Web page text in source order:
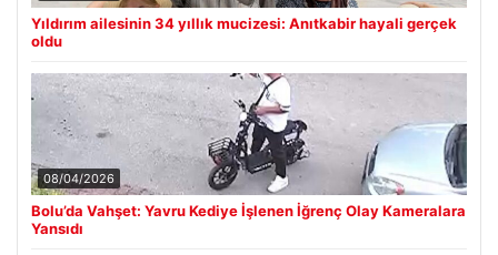
Yıldırım ailesinin 34 yıllık mucizesi: Anıtkabir hayali gerçek
oldu
08/04/2026
Bolu’da Vahşet: Yavru Kediye İşlenen İğrenç Olay Kameralara
Yansıdı